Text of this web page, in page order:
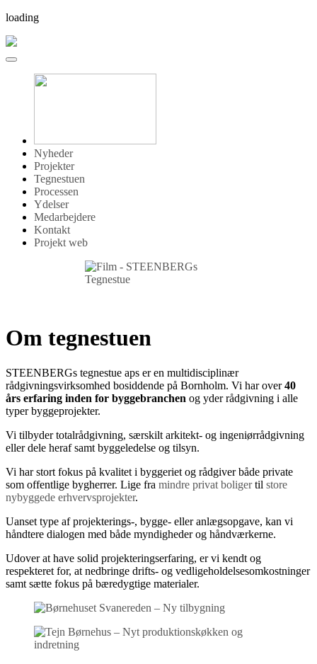
loading
Nyheder
Projekter
Tegnestuen
Processen
Ydelser
Medarbejdere
Kontakt
Projekt web
Om tegnestuen
STEENBERGs tegnestue aps er en multidisciplinær
rådgivningsvirksomhed bosiddende på Bornholm. Vi har over40
års erfaring inden for byggebranchen og yder rådgivning i alle
typer byggeprojekter.
Vi tilbyder totalrådgivning, særskilt arkitekt- og ingeniørrådgivning
eller dele heraf samt byggeledelse og tilsyn.
Vi har stort fokus på kvalitet i byggeriet og rådgiver både private
som offentlige bygherrer. Lige fra mindre privat boligertil store
nybyggede erhvervsprojekter.
Uanset type af projekterings-, bygge- eller anlægsopgave, kan vi
håndtere dialogen med både myndigheder og håndværkerne.
Udover at have solid projekteringserfaring, er vi kendt og
respekteret for, at nedbringe drifts- og vedligeholdelsesomkostninger
samt sætte fokus på bæredygtige materialer.